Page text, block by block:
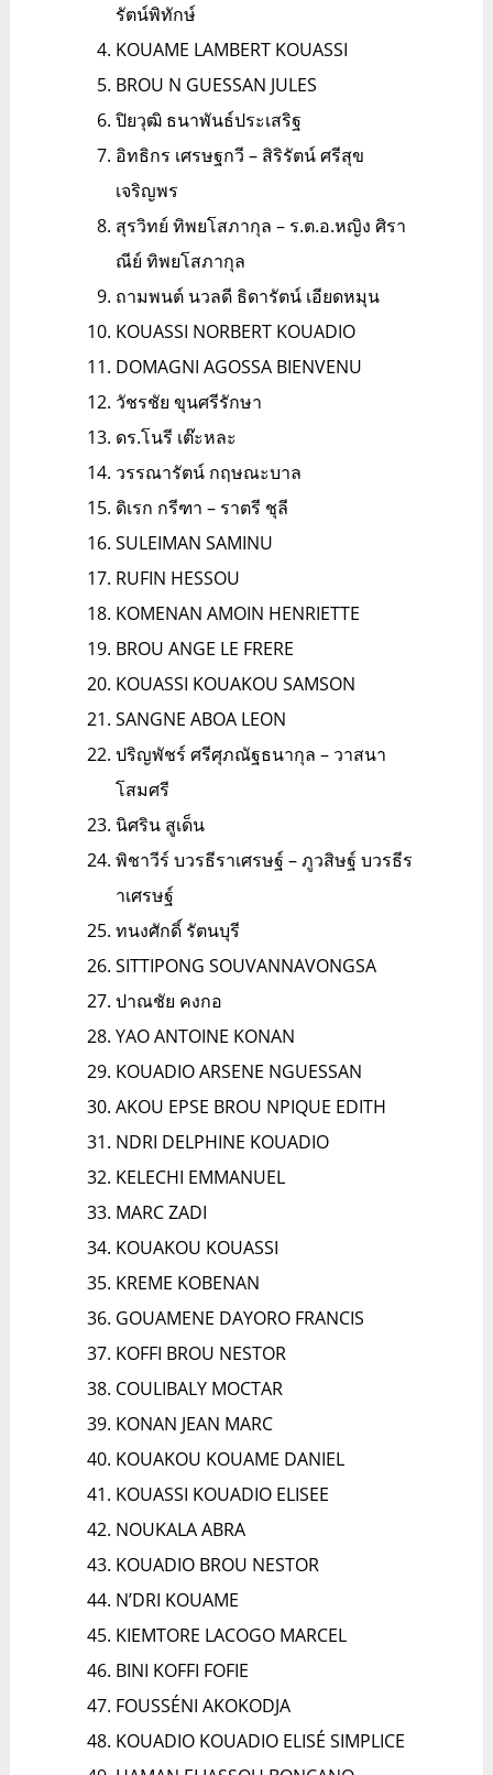
รัตน์พิทักษ์
KOUAME LAMBERT KOUASSI
BROU N GUESSAN JULES
ปิยวุฒิ ธนาพันธ์ประเสริฐ
อิทธิกร เศรษฐกวี – สิริรัตน์ ศรีสุข
เจริญพร
สุรวิทย์ ทิพยโสภากุล – ร.ต.อ.หญิง ศิรา
ณีย์ ทิพยโสภากุล
ถามพนต์ นวลดี ธิดารัตน์ เอียดหมุน
KOUASSI NORBERT KOUADIO
DOMAGNI AGOSSA BIENVENU
วัชรชัย ขุนศรีรักษา
ดร.โนรี เต๊ะหละ
วรรณารัตน์ กฤษณะบาล
ดิเรก กรีฑา – ราตรี ชุลี
SULEIMAN SAMINU
RUFIN HESSOU
KOMENAN AMOIN HENRIETTE
BROU ANGE LE FRERE
KOUASSI KOUAKOU SAMSON
SANGNE ABOA LEON
ปริญพัชร์ ศรีศุภณัฐธนากุล – วาสนา
โสมศรี
นิศริน สูเด็น
พิชาวีร์ บวรธีราเศรษฐ์ – ภูวสิษฐ์ บวรธีร
าเศรษฐ์
ทนงศักดิ์ รัตนบุรี
SITTIPONG SOUVANNAVONGSA
ปาณชัย คงกอ
YAO ANTOINE KONAN
KOUADIO ARSENE NGUESSAN
AKOU EPSE BROU NPIQUE EDITH
NDRI DELPHINE KOUADIO
KELECHI EMMANUEL
MARC ZADI
KOUAKOU KOUASSI
KREME KOBENAN
GOUAMENE DAYORO FRANCIS
KOFFI BROU NESTOR
COULIBALY MOCTAR
KONAN JEAN MARC
KOUAKOU KOUAME DANIEL
KOUASSI KOUADIO ELISEE
NOUKALA ABRA
KOUADIO BROU NESTOR
N’DRI KOUAME
KIEMTORE LACOGO MARCEL
BINI KOFFI FOFIE
FOUSSÉNI AKOKODJA
KOUADIO KOUADIO ELISÉ SIMPLICE